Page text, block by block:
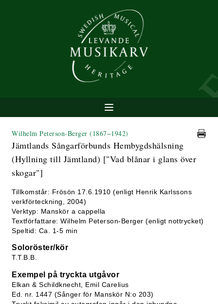
Wilhelm Peterson-Berger (1867−1942)
Jämtlands Sångarförbunds Hembygdshälsning
(Hyllning till Jämtland) ["Vad blånar i glans över
skogar"]
Tillkomstår: Frösön 17.6.1910 (enligt Henrik Karlssons
verkförteckning, 2004)
Verktyp: Manskör a cappella
Textförfattare: Wilhelm Peterson-Berger (enligt nottrycket)
Speltid: Ca. 1-5 min
Soloröster/kör
T.T.B.B.
Exempel på tryckta utgåvor
Elkan & Schildknecht, Emil Carelius
Ed. nr. 1447 (Sånger för Manskör N:o 203)